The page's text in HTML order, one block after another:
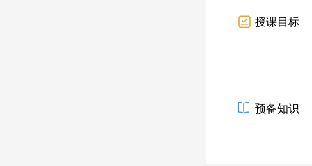
授课目标
预备知识